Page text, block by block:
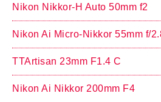
Nikon Nikkor-H Auto 50mm f2
Nikon Ai Micro-Nikkor 55mm f/
TTArtisan 23mm F1.4 C
Nikon Ai Nikkor 200mm F4